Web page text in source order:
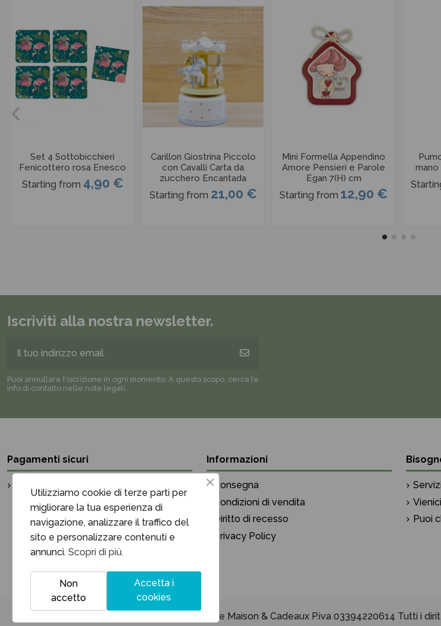
Set 4 Sottobicchieri
Fenicottero rosa Enesco
Starting from 4,90 €
Carillon Giostrina Piccolo
con Cavalli Carta da
zucchero Encantada
Starting from 21,00 €
Mini Formella Appendino
Amore Pensieri e Parole
Egan 7(H) cm
Starting from 12,90 €
mano
Iscriviti alla nostra newsletter.
Puoi annullare l'iscrizione in ogni momento. A questo scopo, cerca le
info di contatto nelle note legali.
Pagamenti sicuri Informazioni
Consegna
Condizioni di vendita
Diritto di recesso
Privacy Policy
Puoi
Unique Maison & Cadeaux P.iva 03394220614 Tutti i
Utilizziamo cookie di terze parti per
migliorare la tua esperienza di
navigazione, analizzare il traffico del
sito e personalizzare contenuti e
annunci. Scopri di più.
Accetta i
cookies
Non
accetto